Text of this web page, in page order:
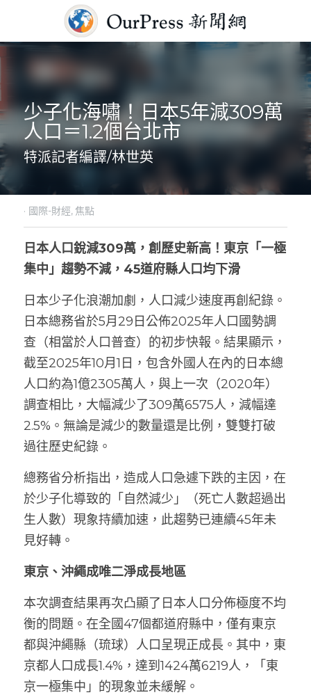
少子化海嘯！日本5年減309萬
人口＝1.2個台北市
特派記者編譯/林世英
· 國際-財經,焦點
日本人口銳減309萬，創歷史新高！東京「一極
集中」趨勢不減，45道府縣人口均下滑
日本少子化浪潮加劇，人口減少速度再創紀錄。
日本總務省於5月29日公佈2025年人口國勢調
查（相當於人口普查）的初步快報。結果顯示，
截至2025年10月1日，包含外國人在內的日本總
人口約為1億2305萬人，與上一次（2020年）
調查相比，大幅減少了309萬6575人，減幅達
2.5%。無論是減少的數量還是比例，雙雙打破
過往歷史紀錄。
總務省分析指出，造成人口急遽下跌的主因，在
於少子化導致的「自然減少」（死亡人數超過出
生人數）現象持續加速，此趨勢已連續45年未
見好轉。
東京、沖繩成唯二淨成長地區
本次調查結果再次凸顯了日本人口分佈極度不均
衡的問題。在全國47個都道府縣中，僅有東京
都與沖繩縣（琉球）人口呈現正成長。其中，東
京都人口成長1.4%，達到1424萬6219人，「東
京一極集中」的現象並未緩解。